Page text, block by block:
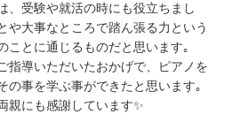
、受験や就活の時にも役立ちまし
や大事なところで踏ん張る力という
ことに通じるものだと思います｡
指導いただいたおかげで、ピアノを
の事を学ぶ事ができたと思います｡
親にも感謝しています✨